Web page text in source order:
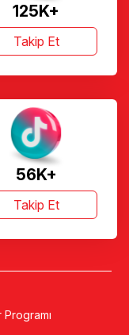
125K+
Takip Et
56K+
Takip Et